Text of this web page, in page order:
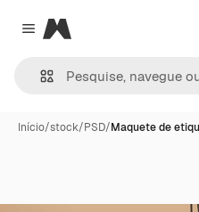
Close menu
Magnific
Início/stock/PSD/Maquete de